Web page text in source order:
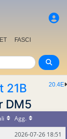
FASCI
20.4E
21B
DM5
Agg.
2026-07-26 18:51